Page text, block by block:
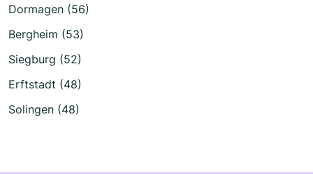
Dormagen (56)
Bergheim (53)
Siegburg (52)
Erftstadt (48)
Solingen (48)